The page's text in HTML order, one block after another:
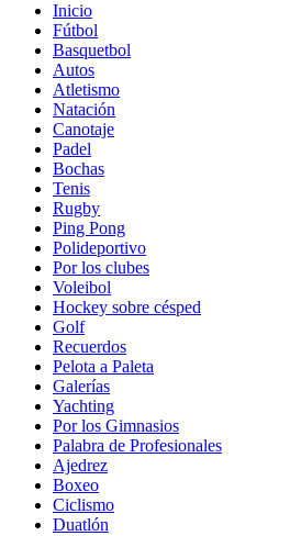
Inicio
Fútbol
Basquetbol
Autos
Atletismo
Natación
Canotaje
Padel
Bochas
Tenis
Rugby
Ping Pong
Polideportivo
Por los clubes
Voleibol
Hockey sobre césped
Golf
Recuerdos
Pelota a Paleta
Galerías
Yachting
Por los Gimnasios
Palabra de Profesionales
Ajedrez
Boxeo
Ciclismo
Duatlón